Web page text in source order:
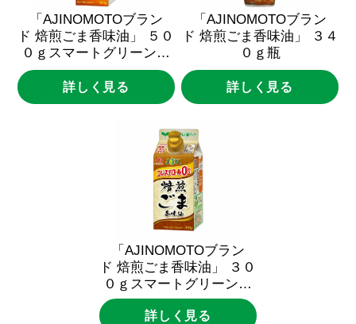
「AJINOMOTOブラン
ド焙煎ごま香味油」
５０
０ｇスマートグリーンパ
ック
詳しく見る
「AJINOMOTOブラン
ド 焙煎ごま香味油」
３４
０ｇ瓶
詳しく見る
「AJINOMOTOブラン
ド焙煎ごま香味油」
３０
０ｇスマートグリーンパ
ック
詳しく見る